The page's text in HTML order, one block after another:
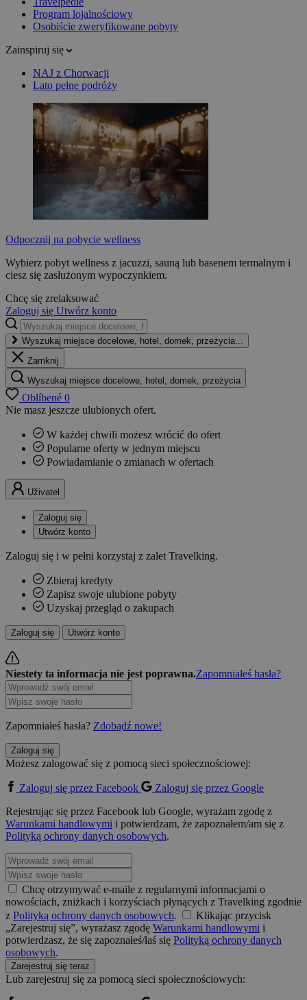
Program lojalnościowy
Osobiście zweryfikowane pobyty
Zainspiruj się
NAJ z Chorwacji
Lato pełne podróży
Odpocznij na pobycie wellness
Wybierz pobyt wellness z jacuzzi, sauną lub basenem termalnym i
ciesz się zasłużonym wypoczynkiem.
Chcę się zrelaksować
Zaloguj się Utwórz konto
Wyszukaj miejsce docelowe, hotel, domek, przeżycia...
Zamknij
Wyszukaj miejsce docelowe, hotel, domek, przeżycia
Oblíbené 0
Nie masz jeszcze ulubionych ofert.
W każdej chwili możesz wrócić do ofert
Popularne oferty w jednym miejscu
Powiadamianie o zmianach w ofertach
Uživatel
Zaloguj się
Utwórz konto
Zaloguj się i w pełni korzystaj z zalet Travelking.
Zbieraj kredyty
Zapisz swoje ulubione pobyty
Uzyskaj przegląd o zakupach
Zaloguj się Utwórz konto
Niestety ta informacja nie jest poprawna.Zapomniałeś hasła?
Zapomniałeś hasła? Zdobądź nowe!
Zaloguj się
Możesz zalogować się z pomocą sieci społecznościowej:
Zaloguj się przez Facebook
Zaloguj się przez Google
Rejestrując się przez Facebook lub Google, wyrażam zgodę z
Warunkami handlowymi i potwierdzam, że zapoznałem/am się z
Polityką ochrony danych osobowych.
Chcę otrzymywać e-maile z regularnymi informacjami o
nowościach, zniżkach i korzyściach płynących z Travelking zgodnie
z Polityką ochrony danych osobowych.
Klikając przycisk
„Zarejestruj się”, wyrażasz zgodę Warunkami handlowymi i
potwierdzasz, że się zapoznałeś/łaś się Polityką ochrony danych
osobowych.
Zarejestruj się teraz
Lub zarejestruj się za pomocą sieci społecznościowych: